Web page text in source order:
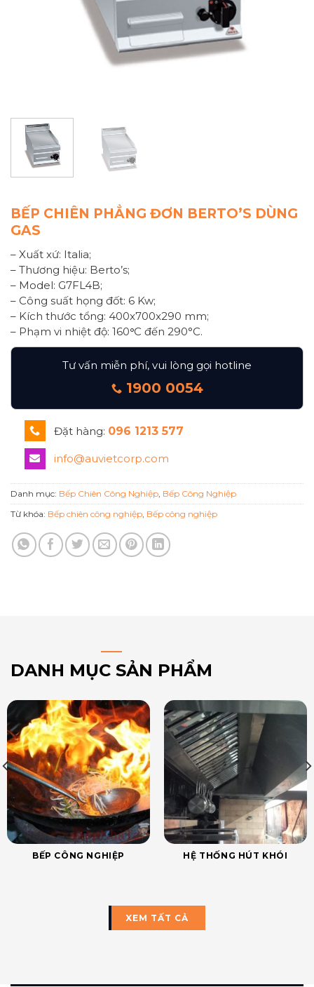
BẾP CHIÊN PHẲNG ĐƠN BERTO’S DÙNG
GAS
– Xuất xứ: Italia;
– Thương hiệu: Berto’s;
– Model: G7FL4B;
– Công suất họng đốt: 6 Kw;
– Kích thước tổng: 400x700x290 mm;
– Phạm vi nhiệt độ: 160°C đến 290°C.
Tư vấn miễn phí, vui lòng gọi hotline
1900 0054
Đặt hàng: 096 1213 577
info@auvietcorp.com
Danh mục: Bếp Chiên Công Nghiệp Bếp Công Nghiệp
Từ khóa: Bếp chiên công nghiệp Bếp công nghiệp
DANH MỤC SẢN PHẨM
BẾP CÔNG NGHIỆP HỆ THỐNG HÚT KHÓI
XEM TẤT CẢ